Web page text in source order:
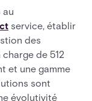
au
service, établir
des
de 512
et une gamme
sont
évolutivité